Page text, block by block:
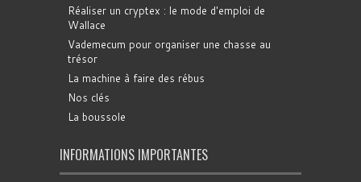
Réaliser un cryptex : le mode d'emploi de
Wallace
Vademecum pour organiser une chasse au
trésor
La machine à faire des rébus
Nos clés
La boussole
INFORMATIONS IMPORTANTES